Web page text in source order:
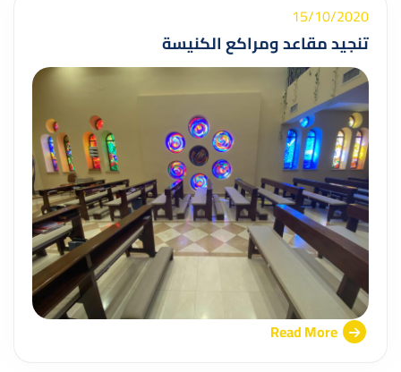
15/10/2020
تنجيد مقاعد ومراكع الكنيسة
Read More